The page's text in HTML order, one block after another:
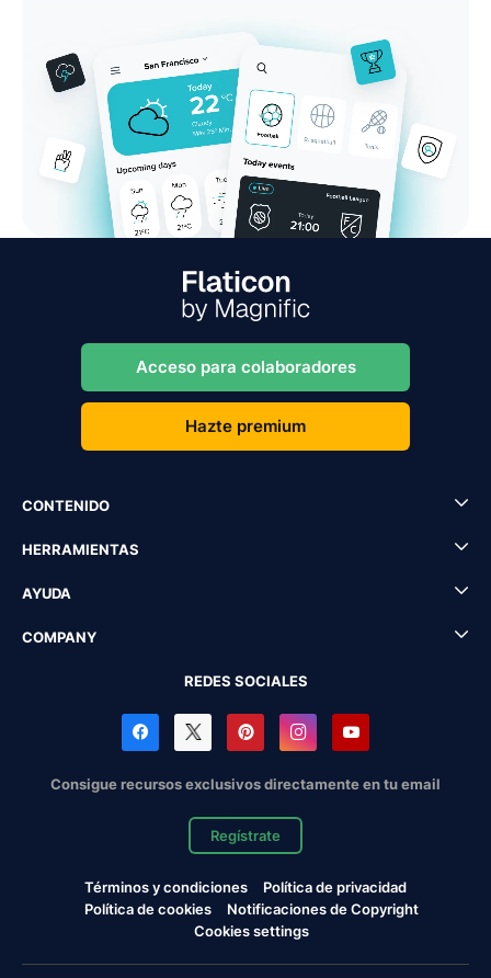
Acceso para colaboradores
Hazte premium
CONTENIDO
HERRAMIENTAS
AYUDA
COMPANY
REDES SOCIALES
Consigue recursos exclusivos directamente en tu email
Regístrate
Términos y condiciones
Política de privacidad
Política de cookies
Notificaciones de Copyright
Cookies settings